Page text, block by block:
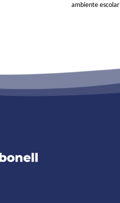
ambiente escolar